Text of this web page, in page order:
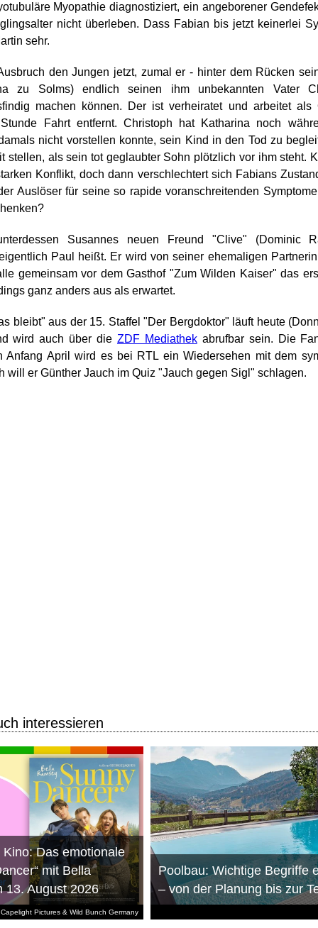
Myopathie diagnostiziert, ein angeborener
nicht überleben. Dass Fabian bis jetzt keinerlei
sehr.
den Jungen jetzt, zumal er - hinter dem Rücken
zu Solms) endlich seinen ihm unbekannten Vater
machen können. Der ist verheiratet und arbeitet
Fahrt entfernt. Christoph hat Katharina noch
nicht vorstellen konnte, sein Kind in den Tod zu
stellen, als sein tot geglaubter Sohn plötzlich vor ihm steht.
Konflikt, doch dann verschlechtert sich Fabians
Auslöser für seine so rapide voranschreitenden
Susannes neuen Freund "Clive" (Dominic
Paul heißt. Er wird von seiner ehemaligen
gemeinsam vor dem Gasthof "Zum Wilden Kaiser" das
ganz anders aus als erwartet.
bleibt" aus der 15. Staffel "Der Bergdoktor" läuft heute
wird auch über die ZDF Mediathekabrufbar sein. Die
Anfang April wird es bei RTL ein Wiedersehen mit dem
will er Günther Jauch im Quiz "Jauch gegen Sigl" schlagen.
interessieren
Pictures & Wild Bunch Germany
Das emotionale
mit Bella
13. August 2026
Poolbau: Wichtige Begriffe
– von der Planung bis zur